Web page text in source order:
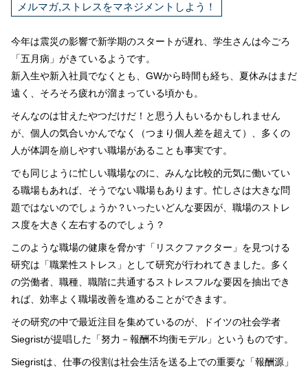
メルマガ,ストレスをマネジメントしよう！
今年は震災の影響で新学期のスタートが遅れ、学生さんは今ごろ
「五月病」がきているようです。
新入生や新入社員でなくとも、GWから時間も経ち、夏休みはまだ
遠く、そろそろ疲れが溜まっている頃かも。
そんなのは甘えたやつだけだ！と思う人もいるかもしれません
が、個人の気合いかんでなく（つまり個人差を超えて）、多くの
人が体調を崩しやすい職場があることも事実です。
でも同じように忙しい職場なのに、みんな比較的元気に働いてい
る職場もあれば、そうでない職場もあります。忙しさは大きな問
題ではないのでしょうか？いったいどんな要因が、職場のストレ
ス度を大きく左右するのでしょう？
このような職場の健康を脅かす「リスクファクター」を見つける
研究は「職業性ストレス」として研究が行われてきました。多く
の労働者、職種、職階に共通するストレスフルな要因を抽出でき
れば、効率よく職場改善を進めることができます。
その研究の中で最近注目を集めているのが、ドイツの社会学者
Siegristが提唱した「努力－報酬不均衡モデル」というものです。
Siegristは、仕事の役割は社会生活を送る上での重要な「報酬源」